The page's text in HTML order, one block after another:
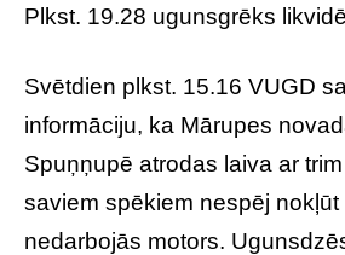
Plkst. 19.28 ugunsgrēks
Svētdien plkst. 15.16 VUGD
informāciju, ka Mārupes
Spuņņupē atrodas laiva ar
saviem spēkiem nespēj nokļūt
nedarbojās motors.